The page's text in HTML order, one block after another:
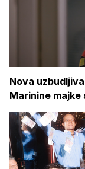
Nova
Marinine